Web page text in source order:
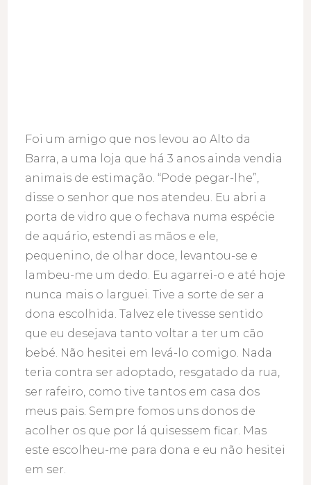
Foi um amigo que nos levou ao Alto da
Barra, a uma loja que há 3 anos ainda vendia
animais de estimação. “Pode pegar-lhe”,
disse o senhor que nos atendeu. Eu abri a
porta de vidro que o fechava numa espécie
de aquário, estendi as mãos e ele,
pequenino, de olhar doce, levantou-se e
lambeu-me um dedo. Eu agarrei-o e até hoje
nunca mais o larguei. Tive a sorte de ser a
dona escolhida. Talvez ele tivesse sentido
que eu desejava tanto voltar a ter um cão
bebé. Não hesitei em levá-lo comigo. Nada
teria contra ser adoptado, resgatado da rua,
ser rafeiro, como tive tantos em casa dos
meus pais. Sempre fomos uns donos de
acolher os que por lá quisessem ficar. Mas
este escolheu-me para dona e eu não hesitei
em ser.